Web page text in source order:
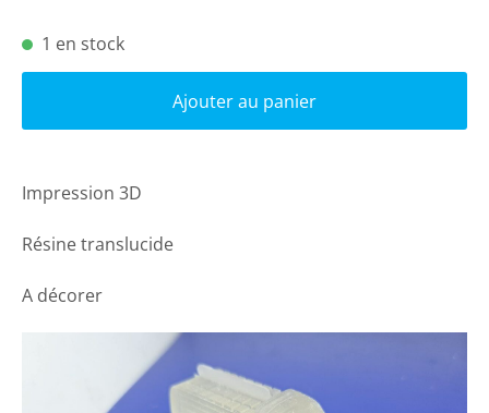
1 en stock
Ajouter au panier
Impression 3D
Résine translucide
A décorer